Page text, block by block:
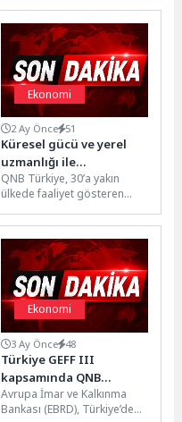
Engine Optimization’a
rağmen 2026 yılında...
Ekonomi
2 Ay Önce 51
Küresel gücü ve yerel
uzmanlığı ile
ihracatçının çözüm
ortağı QNB Türkiye’den
yeni uygulama
QNB Türkiye, 30’a yakın
ülkede faaliyet gösteren
global ağıyla müşterilerinin
nakit akışı yönetimine yönelik
entegre...
Ekonomi
3 Ay Önce 48
Türkiye GEFF III
kapsamında QNB
Leasing’e 50 milyon Euro
finansman sağlandı
Avrupa İmar ve Kalkınma
Bankası (EBRD), Türkiye’de